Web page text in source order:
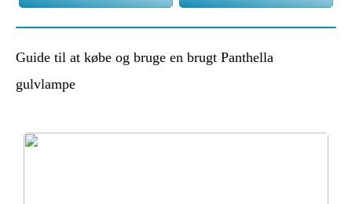
Guide til at købe og bruge en brugt Panthella
gulvlampe